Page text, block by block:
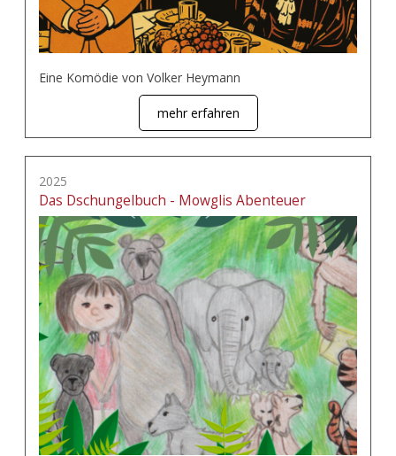
Eine Komödie von Volker Heymann
mehr erfahren
2025
Das Dschungelbuch - Mowglis Abenteuer